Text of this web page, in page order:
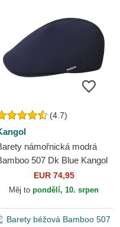
(4.7)
námořnická modrá
507 Dk Blue Kangol
EUR 74,95
Měj to pondělí, 10. srpen